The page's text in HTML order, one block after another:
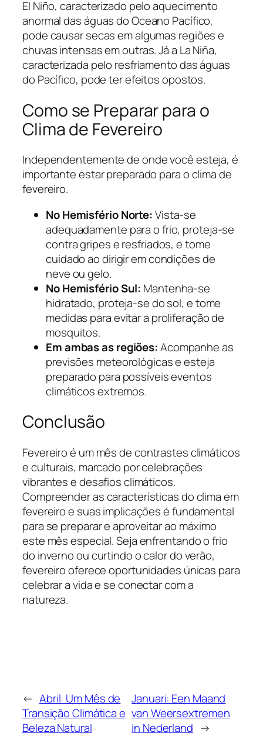
El Niño, caracterizado pelo aquecimento
anormal das águas do Oceano Pacífico,
pode causar secas em algumas regiões e
chuvas intensas em outras. Já a La Niña,
caracterizada pelo resfriamento das águas
do Pacífico, pode ter efeitos opostos.
Como se Preparar para o
Clima de Fevereiro
Independentemente de onde você esteja, é
importante estar preparado para o clima de
fevereiro.
No Hemisfério Norte:Vista-se
adequadamente para o frio, proteja-se
contra gripes e resfriados, e tome
cuidado ao dirigir em condições de
neve ou gelo.
No Hemisfério Sul: Mantenha-se
hidratado, proteja-se do sol, e tome
medidas para evitar a proliferação de
mosquitos.
Em ambas as regiões:Acompanhe as
previsões meteorológicas e esteja
preparado para possíveis eventos
climáticos extremos.
Conclusão
Fevereiro é um mês de contrastes climáticos
e culturais, marcado por celebrações
vibrantes e desafios climáticos.
Compreender as características do clima em
fevereiro e suas implicações é fundamental
para se preparar e aproveitar ao máximo
este mês especial. Seja enfrentando o frio
do inverno ou curtindo o calor do verão,
fevereiro oferece oportunidades únicas para
celebrar a vida e se conectar com a
natureza.
← Abril: Um Mês de
Transição Climática e
Beleza Natural
Januari: Een Maand
van Weersextremen
in Nederland →